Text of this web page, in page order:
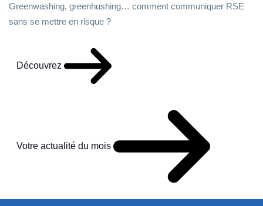
Greenwashing, greenhushing… comment communiquer RSE
sans se mettre en risque ?
Découvrez
Votre actualité du mois